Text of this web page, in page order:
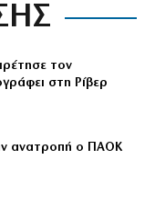
τον
στη Ρίβερ
ανατροπή ο ΠΑΟΚ